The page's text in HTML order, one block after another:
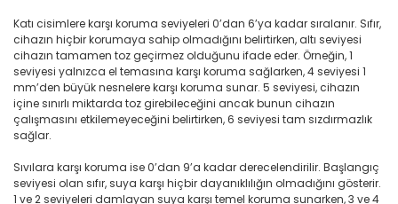
Katı cisimlere karşı koruma seviyeleri 0’dan 6’ya kadar sıralanır. Sıfır,
cihazın hiçbir korumaya sahip olmadığını belirtirken, altı seviyesi
cihazın tamamen toz geçirmez olduğunu ifade eder. Örneğin, 1
seviyesi yalnızca el temasına karşı koruma sağlarken, 4 seviyesi 1
mm’den büyük nesnelere karşı koruma sunar. 5 seviyesi, cihazın
içine sınırlı miktarda toz girebileceğini ancak bunun cihazın
çalışmasını etkilemeyeceğini belirtirken, 6 seviyesi tam sızdırmazlık
sağlar.
Sıvılara karşı koruma ise 0’dan 9’a kadar derecelendirilir. Başlangıç
seviyesi olan sıfır, suya karşı hiçbir dayanıklılığın olmadığını gösterir.
1 ve 2 seviyeleri damlayan suya karşı temel koruma sunarken, 3 ve 4